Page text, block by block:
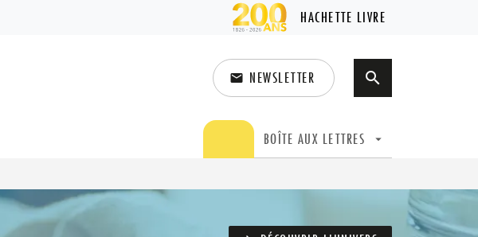
HACHETTE LIVRE
email NEWSLETTER search
BOÎTE AUX LETTRES arrow_drop_down